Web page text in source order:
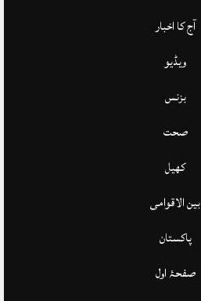
آج کا اخبار
ویڈیو
بزنس
صحت
کھیل
بین الاقوامی
پاکستان
صفحۂ اول